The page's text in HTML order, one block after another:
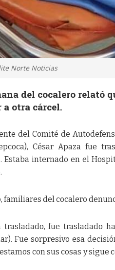
Norte Noticias
del cocalero relató
otra cárcel.
del Comité de
César Apaza fue
Estaba internado en el
familiares del cocalero
trasladado, fue trasladado
Fue sorpresivo esa
con sus cosas y sigue